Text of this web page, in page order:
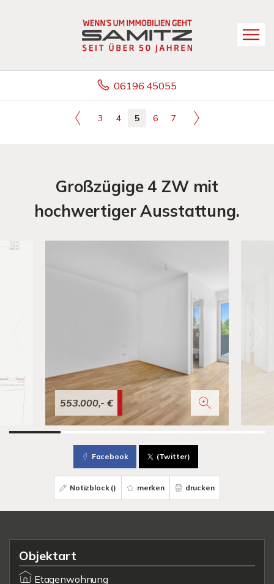
06196 45055
3 4 5 6 7
Großzügige 4 ZW mit
hochwertiger Ausstattung.
553.000,- €
Facebook (Twitter)
Notizblock () merken drucken
Objektart
Etagenwohnung